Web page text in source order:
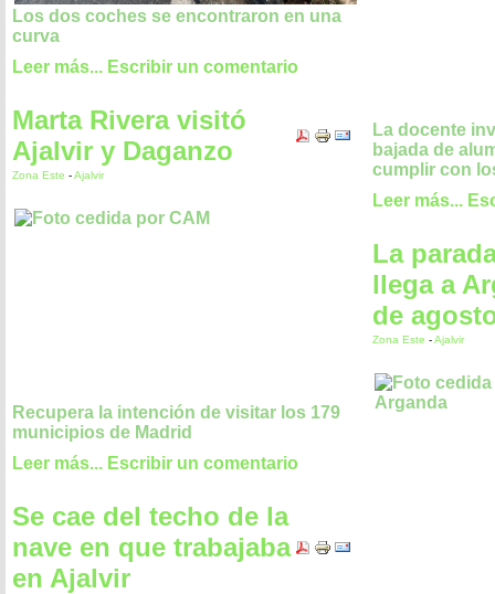
Los dos coches se encontraron en una
curva
Leer más... Escribir un comentario
Marta Rivera visitó
Ajalvir y Daganzo
Zona Este -Ajalvir
Recupera la intención de visitar los 179
municipios de Madrid
Leer más... Escribir un comentario
Se cae del techo de la
nave en que trabajaba
en Ajalvir
La docente
bajada de
cumplir con
Leer más...
La
llega a
de
Zona Este -Ajalvir